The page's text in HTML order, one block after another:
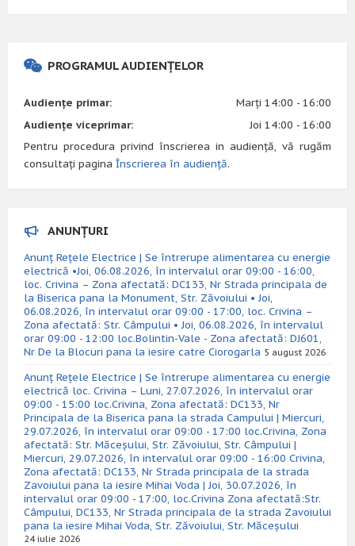
PROGRAMUL AUDIENȚELOR
Audiențe primar:
Marți 14:00 - 16:00
Audiențe viceprimar:
Joi 14:00 - 16:00
Pentru procedura privind înscrierea in audiență, vă rugăm
consultați pagina Înscrierea în audiență.
ANUNȚURI
Anunț Rețele Electrice | Se întrerupe alimentarea cu energie
electrică •Joi, 06.08.2026, în intervalul orar 09:00 - 16:00,
loc. Crivina – Zona afectată: DC133, Nr Strada principala de
la Biserica pana la Monument, Str. Zăvoiului • Joi,
06.08.2026, în intervalul orar 09:00 - 17:00, loc. Crivina –
Zona afectată: Str. Câmpului • Joi, 06.08.2026, în intervalul
orar 09:00 - 12:00 loc.Bolintin-Vale - Zona afectată: DJ601,
Nr De la Blocuri pana la iesire catre Ciorogarla 5 august 2026
Anunț Rețele Electrice | Se întrerupe alimentarea cu energie
electrică loc. Crivina – Luni, 27.07.2026, în intervalul orar
09:00 - 15:00 loc.Crivina, Zona afectată: DC133, Nr
Principala de la Biserica pana la strada Campului | Miercuri,
29.07.2026, în intervalul orar 09:00 - 17:00 loc.Crivina, Zona
afectată: Str. Măceșului, Str. Zăvoiului, Str. Câmpului |
Miercuri, 29.07.2026, în intervalul orar 09:00 - 16:00 Crivina,
Zona afectată: DC133, Nr Strada principala de la strada
Zavoiului pana la iesire Mihai Voda | Joi, 30.07.2026, în
intervalul orar 09:00 - 17:00, loc.Crivina Zona afectată:Str.
Câmpului, DC133, Nr Strada principala de la strada Zavoiului
pana la iesire Mihai Voda, Str. Zăvoiului, Str. Măceșului
24 iulie 2026